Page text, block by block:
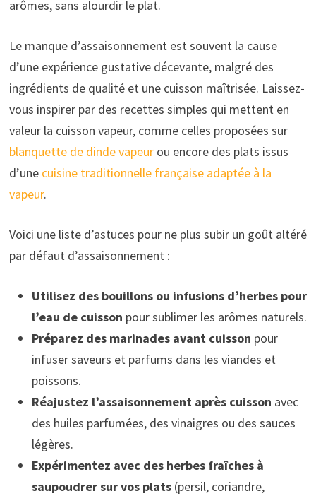
arômes, sans alourdir le plat.
Le manque d’assaisonnement est souvent la cause
d’une expérience gustative décevante, malgré des
ingrédients de qualité et une cuisson maîtrisée. Laissez-
vous inspirer par des recettes simples qui mettent en
valeur la cuisson vapeur, comme celles proposées sur
blanquette de dinde vapeurou encore des plats issus
d’une cuisine traditionnelle française adaptée à la
vapeur.
Voici une liste d’astuces pour ne plus subir un goût altéré
par défaut d’assaisonnement :
Utilisez des bouillons ou infusions d’herbes pour
l’eau de cuisson pour sublimer les arômes naturels.
Préparez des marinades avant cuisson pour
infuser saveurs et parfums dans les viandes et
poissons.
Réajustez l’assaisonnement après cuisson avec
des huiles parfumées, des vinaigres ou des sauces
légères.
Expérimentez avec des herbes fraîches à
saupoudrer sur vos plats(persil, coriandre,